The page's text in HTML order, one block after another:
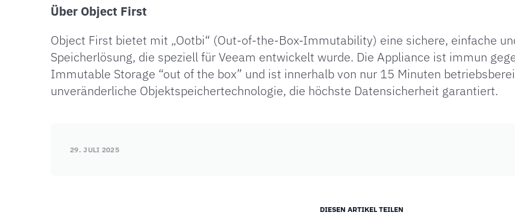
Über Object First
Object First bietet mit „Ootbi“ (Out-of-the-Box-Immutability) eine sichere, einfache
Speicherlösung, die speziell für Veeam entwickelt wurde. Die Appliance ist immun
Immutable Storage “out of the box” und ist innerhalb von nur 15 Minuten
unveränderliche Objektspeichertechnologie, die höchste Datensicherheit garantiert.
29. JULI 2025
DIESEN ARTIKEL TEILEN